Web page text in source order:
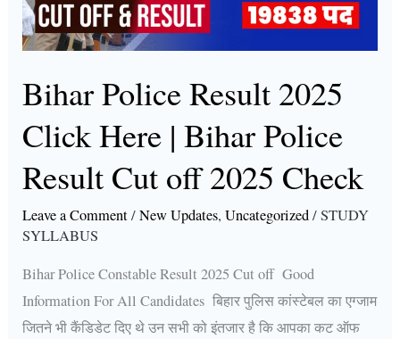
Bihar Police Result 2025
Click Here | Bihar Police
Result Cut off 2025 Check
Leave a Comment/New Updates,Uncategorized/STUDY
SYLLABUS
Bihar Police Constable Result 2025 Cut off Good
Information For All Candidates बिहार पुलिस कांस्टेबल का एग्जाम
जितने भी कैंडिडेट दिए थे उन सभी को इंतजार है कि आपका कट ऑफ
|
Bihar
Result
Cut
2025
Check